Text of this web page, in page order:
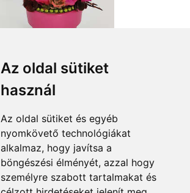
Az oldal sütiket
használ
Az oldal sütiket és egyéb
nyomkövető technológiákat
alkalmaz, hogy javítsa a
böngészési élményét, azzal hogy
személyre szabott tartalmakat és
from HUF14,000
Accepted payment methods